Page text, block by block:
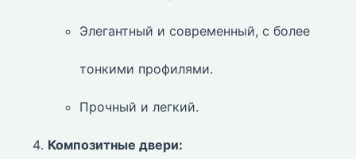
Элегантный и современный, с более
тонкими профилями.
Прочный и легкий.
Композитные двери: